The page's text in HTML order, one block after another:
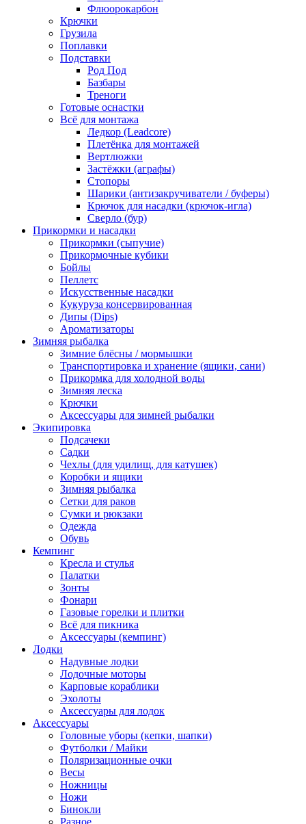
Флюорокарбон
Крючки
Грузила
Поплавки
Подставки
Род Под
Базбары
Треноги
Готовые оснастки
Всё для монтажа
Ледкор (Leadcore)
Плетёнка для монтажей
Вертлюжки
Застёжки (аграфы)
Стопоры
Шарики (антизакручиватели / буферы)
Крючок для насадки (крючок-игла)
Сверло (бур)
Прикормки и насадки
Прикормки (сыпучие)
Прикормочные кубики
Бойлы
Пеллетс
Искусственные насадки
Кукуруза консервированная
Дипы (Dips)
Ароматизаторы
Зимняя рыбалка
Зимние блёсны / мормышки
Транспортировка и хранение (ящики, сани)
Прикормка для холодной воды
Зимняя леска
Крючки
Аксессуары для зимней рыбалки
Экипировка
Подсачеки
Садки
Чехлы (для удилищ, для катушек)
Коробки и ящики
Зимняя рыбалка
Сетки для раков
Сумки и рюкзаки
Одежда
Обувь
Кемпинг
Кресла и стулья
Палатки
Зонты
Фонари
Газовые горелки и плитки
Всё для пикника
Аксессуары (кемпинг)
Лодки
Надувные лодки
Лодочные моторы
Карповые кораблики
Эхолоты
Аксессуары для лодок
Аксессуары
Головные уборы (кепки, шапки)
Футболки / Майки
Поляризационные очки
Весы
Ножницы
Ножи
Бинокли